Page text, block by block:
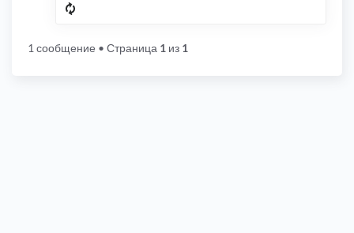
1 сообщение • Страница 1 из 1